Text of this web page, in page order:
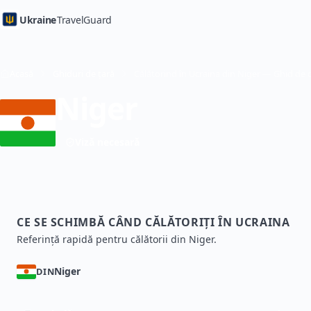
UkraineTravelGuard
CE SE SCHIMBĂ CÂND CĂLĂTORIȚI ÎN UCRAINA
Referință rapidă pentru călătorii din Niger.
DINNiger